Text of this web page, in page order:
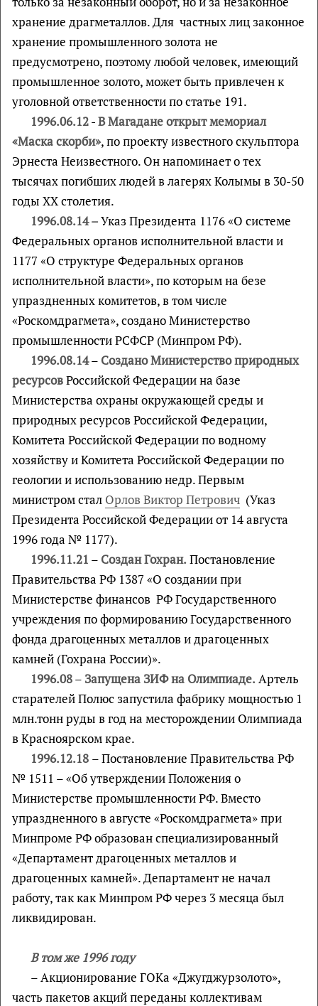
хранение драгметаллов. Для частных лиц законное
хранение промышленного золота не
предусмотрено, поэтому любой человек, имеющий
промышленное золото, может быть привлечен к
уголовной ответственности по статье 191.
1996.06.12-В Магадане открыт мемориал
«Маска скорби», по проекту известного скульптора
Эрнеста Неизвестного. Он напоминает о тех
тысячах погибших людей в лагерях Колымы в 30-50
годы XX столетия.
1996.08.14 –Указ Президента 1176 «О системе
Федеральных органов исполнительной власти и
1177 «О структуре Федеральных органов
исполнительной власти», по которым на безе
упраздненных комитетов, в том числе
«Роскомдрагмета», создано Министерство
промышленности РСФСР (Минпром РФ).
1996.08.14– Создано Министерство природных
ресурсовРоссийской Федерации на базе
Министерства охраны окружающей среды и
природных ресурсов Российской Федерации,
Комитета Российской Федерации по водному
хозяйству и Комитета Российской Федерации по
геологии и использованию недр. Первым
министром стал Орлов Виктор Петрович (Указ
Президента Российской Федерации от 14 августа
1996 года № 1177).
1996.11.21 – Создан Гохран.Постановление
Правительства РФ 1387 «О создании при
Министерстве финансов РФ Государственного
учреждения по формированию Государственного
фонда драгоценных металлов и драгоценных
камней (Гохрана России)».
1996.08– Запущена ЗИФ на Олимпиаде.Артель
старателей Полюс запустила фабрику мощностью 1
млн.тонн руды в год на месторождении Олимпиада
в Красноярском крае.
1996.12.18 – Постановление Правительства РФ
№ 1511 – «Об утверждении Положения о
Министерстве промышленности РФ. Вместо
упраздненного в августе «Роскомдрагмета» при
Минпроме РФ образован специализированный
«Департамент драгоценных металлов и
драгоценных камней». Департамент не начал
работу, так как Минпром РФ через 3 месяца был
ликвидирован.
В том же 1996 году
– Акционирование ГОКа «Джугджурзолото»,
часть пакетов акций переданы коллективам